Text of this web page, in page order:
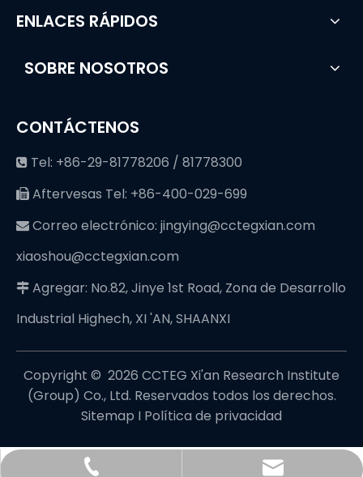
ENLACES RÁPIDOS
SOBRE NOSOTROS
CONTÁCTENOS
 Tel: +86-29-81778206 / 81778300
 Aftervesas Tel: +86-400-029-699
 Correo electrónico: jingying@cctegxian.com
xiaoshou@cctegxian.com
 Agregar: No.82, Jinye 1st Road, Zona de Desarrollo
Industrial Highech, XI 'AN, SHAANXI
Copyright © ️ 2026 CCTEG Xi'an Research Institute
(Group) Co., Ltd. Reservados todos los derechos.
Sitemap I Política de privacidad